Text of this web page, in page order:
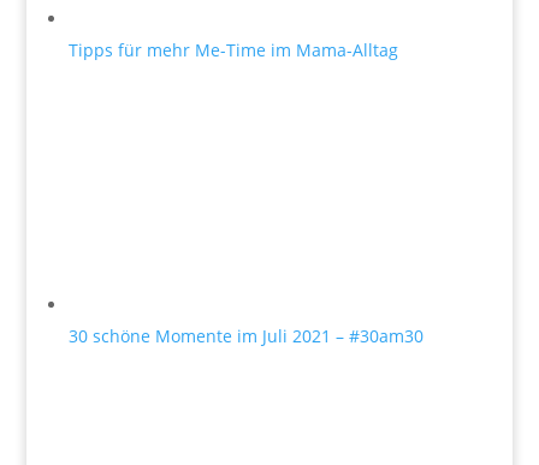
Tipps für mehr Me-Time im Mama-Alltag
30 schöne Momente im Juli 2021 – #30am30